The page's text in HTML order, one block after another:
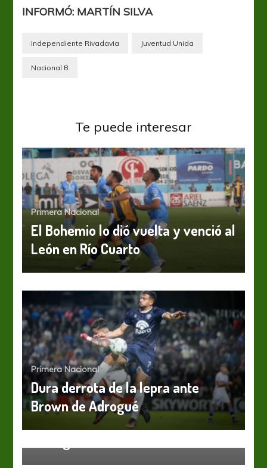
INFORMÓ: MARTÍN SILVA
Independiente Rivadavia Juventud Unida
Nacional B
Te puede interesar
Primera Nacional
El Bohemio lo dió vuelta y venció al
León en Río Cuarto
Primera Nacional
Dura derrota de la lepra ante
Brown de Adrogué
Primera Nacional